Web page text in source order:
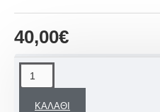
40,00€
ΚΑΛΆΘΙ